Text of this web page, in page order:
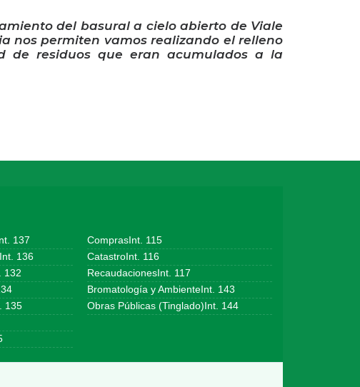
del basural a cielo abierto de Viale
nos permiten vamos realizando el relleno
residuos que eran acumulados a la
137
136
132
135
ComprasInt. 115
CatastroInt. 116
RecaudacionesInt. 117
Bromatología y AmbienteInt. 143
Obras Públicas (Tinglado)Int. 144